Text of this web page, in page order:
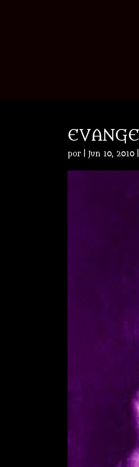
por |Jun 10, 2010